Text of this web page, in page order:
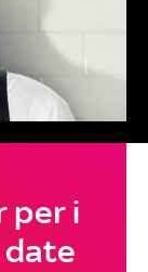
per i
date